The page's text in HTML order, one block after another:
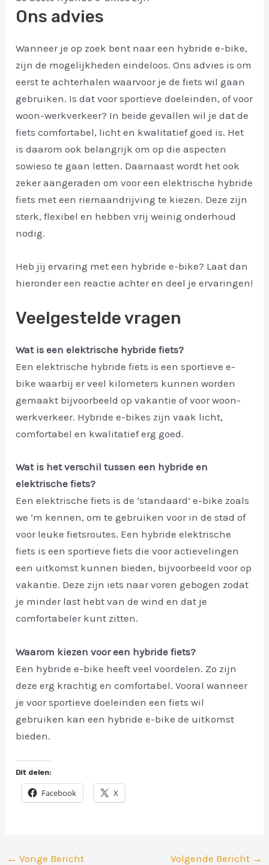
Ons advies
Wanneer je op zoek bent naar een hybride e-bike,
zijn de mogelijkheden eindeloos. Ons advies is om
eerst te achterhalen waarvoor je de fiets wil gaan
gebruiken. Is dat voor sportieve doeleinden, of voor
woon-werkverkeer? In beide gevallen wil je dat de
fiets comfortabel, licht en kwalitatief goed is. Het
is daarom ook belangrijk om op die aspecten
sowieso te gaan letten. Daarnaast wordt het ook
zeker aangeraden om voor een elektrische hybride
fiets met een riemaandrijving te kiezen. Deze zijn
sterk, flexibel en hebben vrij weinig onderhoud
nodig.
Heb jij ervaring met een hybride e-bike? Laat dan
hieronder een reactie achter en deel je ervaringen!
Veelgestelde vragen
Wat is een elektrische hybride fiets?
Een elektrische hybride fiets is een sportieve e-
bike waarbij er veel kilometers kunnen worden
gemaakt bijvoorbeeld op vakantie of voor woon-
werkverkeer. Hybride e-bikes zijn vaak licht,
comfortabel en kwalitatief erg goed.
Wat is het verschil tussen een hybride en
elektrische fiets?
Een elektrische fiets is de ‘standaard’ e-bike zoals
we ‘m kennen, om te gebruiken voor in de stad of
voor leuke fietsroutes. Een hybride elektrische
fiets is een sportieve fiets die voor actievelingen
een uitkomst kunnen bieden, bijvoorbeeld voor op
vakantie. Deze zijn iets naar voren gebogen zodat
je minder last hebt van de wind en dat je
comfortabeler kunt zitten.
Waarom kiezen voor een hybride fiets?
Een hybride e-bike heeft veel voordelen. Zo zijn
deze erg krachtig en comfortabel. Vooral wanneer
je voor sportieve doeleinden een fiets wil
gebruiken kan een hybride e-bike de uitkomst
bieden.
Dit delen:
Facebook X
← Vorige Bericht Volgende Bericht →